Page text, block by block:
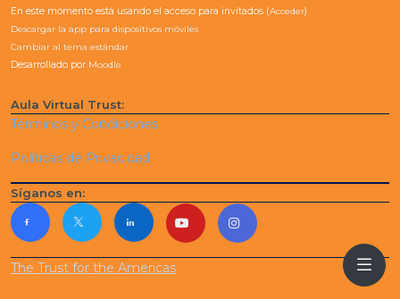
En este momento está usando el acceso para invitados (Acceder)
Descargar la app para dispositivos móviles
Cambiar al tema estándar
Desarrollado por Moodle
Aula Virtual Trust:
Términos y Condiciones
Políticas de Privacidad
Síganos en:
The Trust for the Americas